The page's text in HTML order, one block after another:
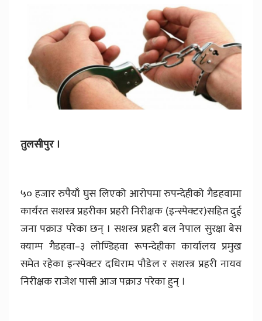
तुलसीपुर ।
५० हजार रुपैयाँ घुस लिएको आरोपमा रुपन्देहीको गैडहवामा
कार्यरत सशस्त्र प्रहरीका प्रहरी निरीक्षक (इन्स्पेक्टर)सहित दुई
जना पक्राउ परेका छन् । सशस्त्र प्रहरी बल नेपाल सुरक्षा बेस
क्याम्प गैडहवा–३ लोण्डिहवा रूपन्देहीका कार्यालय प्रमुख
समेत रहेका इन्स्पेक्टर दधिराम पौडेल र सशस्त्र प्रहरी नायव
निरीक्षक राजेश पासी आज पक्राउ परेका हुन् ।